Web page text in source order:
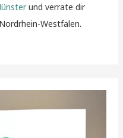
und verrate dir
Westfalen.